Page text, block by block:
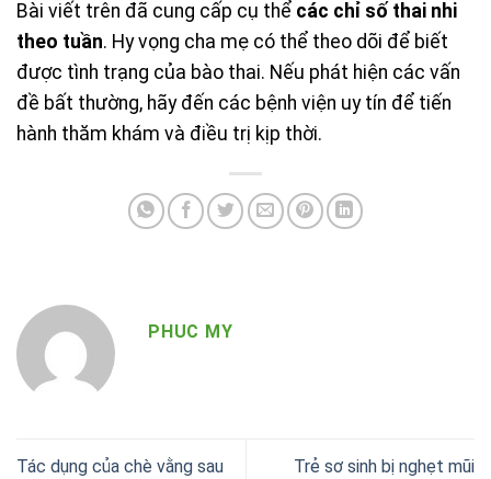
Bài viết trên đã cung cấp cụ thể các chỉ số thai nhi
theo tuần. Hy vọng cha mẹ có thể theo dõi để biết
được tình trạng của bào thai. Nếu phát hiện các vấn
đề bất thường, hãy đến các bệnh viện uy tín để tiến
hành thăm khám và điều trị kịp thời.
PHUC MY
Tác dụng của chè vằng sau
Trẻ sơ sinh bị nghẹt mũi